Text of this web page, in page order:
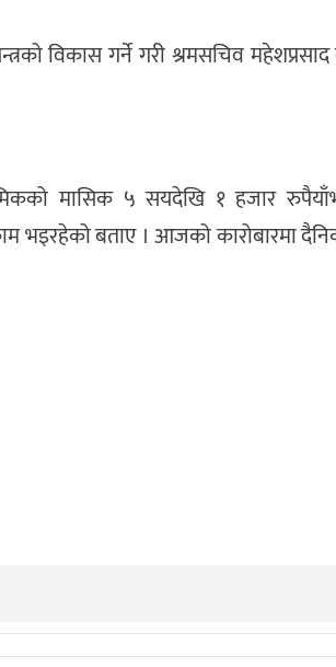
विकास गर्ने गरी श्रमसचिव महेशप्रसाद
मासिक ५ सयदेखि १ हजार
भइरहेको बताए । आजको कारोबारमा